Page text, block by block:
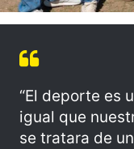
“El deporte es
igual que
se tratara de